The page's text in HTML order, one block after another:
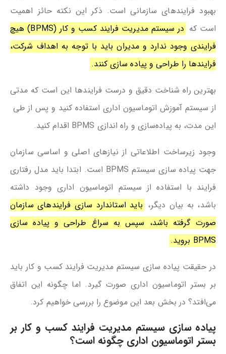
بهبود فرایندهای سازمانی است. ذکر این نکته حائز اهمیت
است که
در سیستم مدیریت فرایند کسب و کار (BPMS) هیچ
فرایندی وجود ندارد و مدیران باید با توجه به اهداف شرکت،
فرایندها را طراحی و پیاده سازی کنند.
بهترین راه شناخت دقیق و درست فرایندها این است که مدتی
از سیستم آموزش اتوماسیون اداری استفاده کنید و پس از طی
این مدت، به پیاده‌سازی و راه اندازی BPMS اقدام کنید.
وجود زیرساخت اطلاعاتی از نیازهای اصلی و اساسی سازمان
جهت پیاده سازی سیستم BPMS است. ابتدا باید مدل رفتاری
فرایند با استفاده از سیستم اتوماسیون اداری وجود داشته
باشد، به بیان دیگر، باید استاندارد سازی فرایندهای سازمان
صورت گرفته باشد، سپس به سراغ طراحی و پیاده سازی
BPMS بروید.
در حقیقت پیاده سازی سیستم مدیریت فرایند کسب و کار باید
بر بستر اتوماسیون اداری صورت گیرد. اما چگونه این اتفاق
می‌افتد؟ در بخش بعد این موضوع را بررسی خواهیم کرد.
پیاده سازی سیستم مدیریت فرایند کسب و کار بر
بستر اتوماسیون اداری چگونه است؟